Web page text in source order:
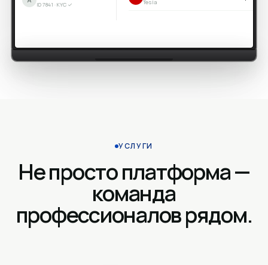
ID 7841 · KYC ✓ Tesla
УСЛУГИ
Не просто платформа —
команда
профессионалов рядом.